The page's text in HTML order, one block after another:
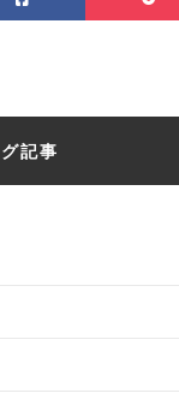
記事